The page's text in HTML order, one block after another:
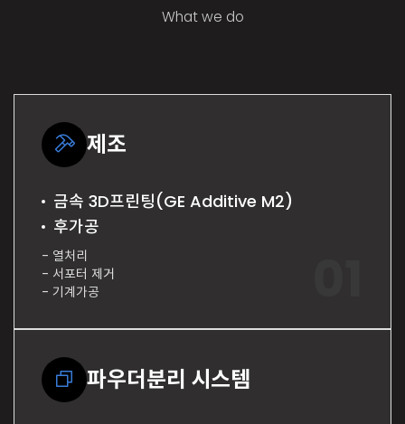
What we do
제조
금속 3D프린팅(GE Additive M2)
후가공
- 열처리
- 서포터 제거
- 기계가공
파우더분리 시스템